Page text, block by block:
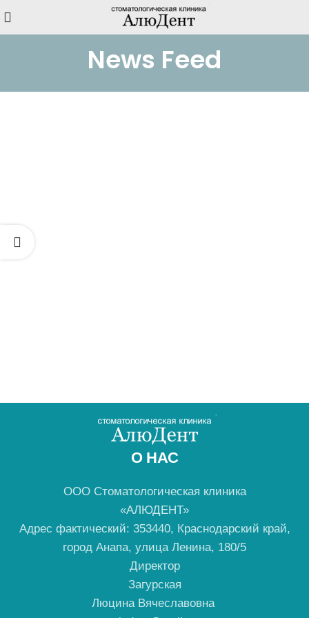
News Feed
О НАС
ООО Стоматологическая клиника
«АЛЮДЕНТ»
Адрес фактический: 353440, Краснодарский край,
город Анапа, улица Ленина, 180/5
Директор
Загурская
Люцина Вячеславовна